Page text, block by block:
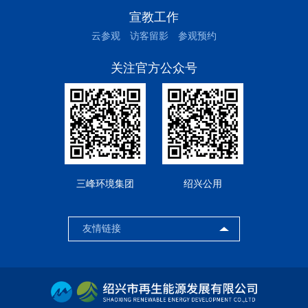
宣教工作
云参观 访客留影 参观预约
关注官方公众号
三峰环境集团 绍兴公用